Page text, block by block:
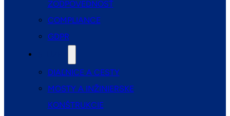
ZODPOVEDNOSŤ
COMPLIANCE
GDPR
DIAĽNICE A CESTY
MOSTY A INŽINIERSKE
KONŠTRUKCIE